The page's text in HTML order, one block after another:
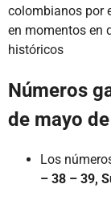
colombianos por
en momentos en
históricos
Números
de mayo
Los
– 38 – 39,